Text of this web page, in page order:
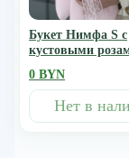
Букет Нимфа S с
кустовыми
сильвия пинк,
мондиаль и
0 BYN
Нет в